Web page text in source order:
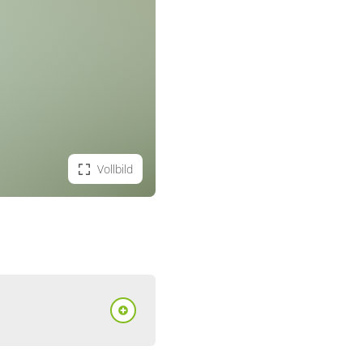
Vollbild